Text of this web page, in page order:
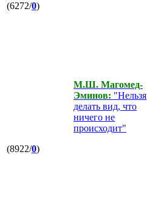
(6272/0)
М.Ш. Магомед-
Эминов: "Нельзя
делать вид, что
ничего не
происходит"
(8922/0)